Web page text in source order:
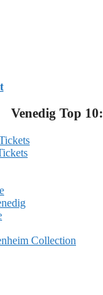
Venedig Top 10:
Collection